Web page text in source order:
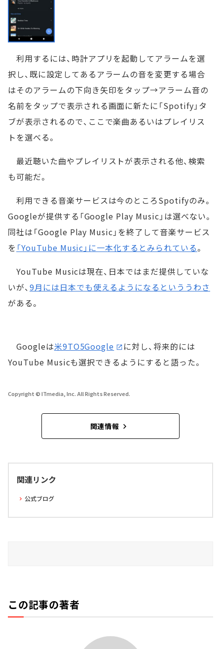
利用するには、時計アプリを起動してアラームを選
択し、既に設定してあるアラームの音を変更する場合
はそのアラームの下向き矢印をタップ→アラーム音の
名前をタップで表示される画面に新たに「Spotify」タ
ブが表示されるので、ここで楽曲あるいはプレイリス
トを選べる。
最近聴いた曲やプレイリストが表示される他、検索
も可能だ。
利用できる音楽サービスは今のところSpotifyのみ。
Googleが提供する「Google Play Music」は選べない。
同社は「Google Play Music」を終了して音楽サービス
を 「YouTube Music」に一本化するとみられている。
YouTube Musicは現在、日本ではまだ提供していな
いが、 9月には日本でも使えるようになるといううわさ
がある。
Googleは米9TO5Google
に対し、将来的には
YouTube Musicも選択できるようにすると語った。
Copyright © ITmedia, Inc. All Rights Reserved.
関連情報
関連リンク
公式ブログ
この記事の著者